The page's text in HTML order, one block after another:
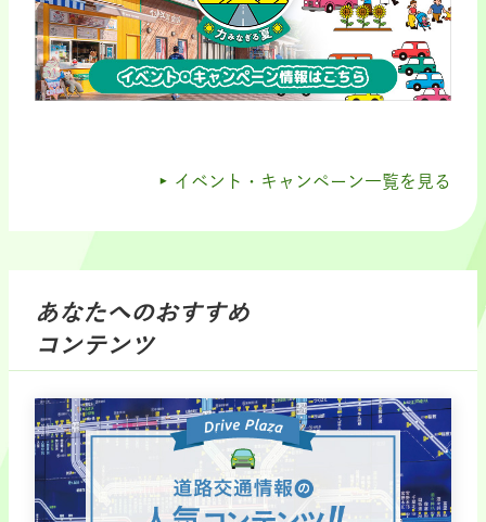
イベント・キャンペーン一覧を見る
あなたへのおすすめ
コンテンツ